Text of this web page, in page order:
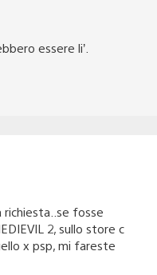
essere li’.
richiesta..se fosse
2, sullo store c
x psp, mi fareste